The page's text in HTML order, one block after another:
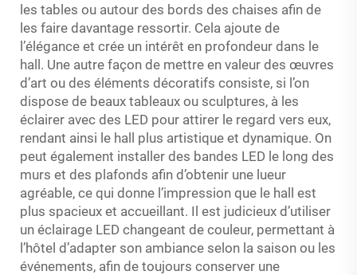
les tables ou autour des bords des chaises afin de
les faire davantage ressortir. Cela ajoute de
l’élégance et crée un intérêt en profondeur dans le
hall. Une autre façon de mettre en valeur des œuvres
d’art ou des éléments décoratifs consiste, si l’on
dispose de beaux tableaux ou sculptures, à les
éclairer avec des LED pour attirer le regard vers eux,
rendant ainsi le hall plus artistique et dynamique. On
peut également installer des bandes LED le long des
murs et des plafonds afin d’obtenir une lueur
agréable, ce qui donne l’impression que le hall est
plus spacieux et accueillant. Il est judicieux d’utiliser
un éclairage LED changeant de couleur, permettant à
l’hôtel d’adapter son ambiance selon la saison ou les
événements, afin de toujours conserver une